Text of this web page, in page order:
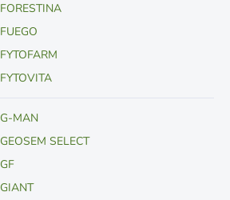
FORESTINA
FUEGO
FYTOFARM
FYTOVITA
G-MAN
GEOSEM SELECT
GF
GIANT